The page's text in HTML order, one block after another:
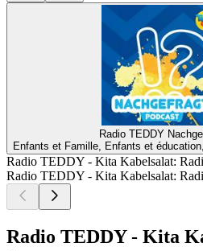
Radio TEDDY
Enfants et Famille, Enfants et
Radio TEDDY - Kita Kabelsalat:
Radio TEDDY - Kita Kabelsalat:
Radio TEDDY - Kita